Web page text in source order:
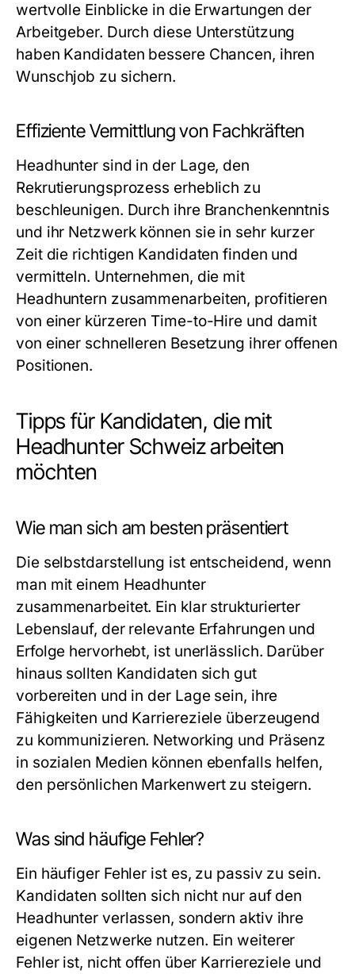
wertvolle Einblicke in die Erwartungen der
Arbeitgeber. Durch diese Unterstützung
haben Kandidaten bessere Chancen, ihren
Wunschjob zu sichern.
Effiziente Vermittlung von Fachkräften
Headhunter sind in der Lage, den
Rekrutierungsprozess erheblich zu
beschleunigen. Durch ihre Branchenkenntnis
und ihr Netzwerk können sie in sehr kurzer
Zeit die richtigen Kandidaten finden und
vermitteln. Unternehmen, die mit
Headhuntern zusammenarbeiten, profitieren
von einer kürzeren Time-to-Hire und damit
von einer schnelleren Besetzung ihrer offenen
Positionen.
Tipps für Kandidaten, die mit
Headhunter Schweiz arbeiten
möchten
Wie man sich am besten präsentiert
Die selbstdarstellung ist entscheidend, wenn
man mit einem Headhunter
zusammenarbeitet. Ein klar strukturierter
Lebenslauf, der relevante Erfahrungen und
Erfolge hervorhebt, ist unerlässlich. Darüber
hinaus sollten Kandidaten sich gut
vorbereiten und in der Lage sein, ihre
Fähigkeiten und Karriereziele überzeugend
zu kommunizieren. Networking und Präsenz
in sozialen Medien können ebenfalls helfen,
den persönlichen Markenwert zu steigern.
Was sind häufige Fehler?
Ein häufiger Fehler ist es, zu passiv zu sein.
Kandidaten sollten sich nicht nur auf den
Headhunter verlassen, sondern aktiv ihre
eigenen Netzwerke nutzen. Ein weiterer
Fehler ist, nicht offen über Karriereziele und